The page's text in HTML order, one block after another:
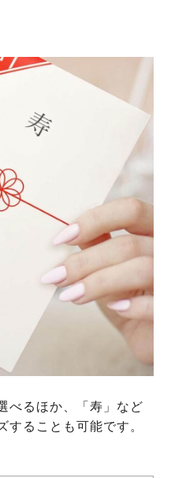
べるほか、「寿」など
することも可能です。